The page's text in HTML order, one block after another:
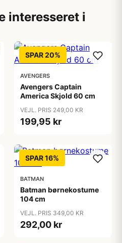
interesseret i
SPAR 20%
AVENGERS
Avengers Captain
America Skjold 60 cm
VEJL. PRIS 249,00 KR
199,95 kr
SPAR 16%
BATMAN
Batman børnekostume
104 cm
VEJL. PRIS 349,00 KR
292,00 kr